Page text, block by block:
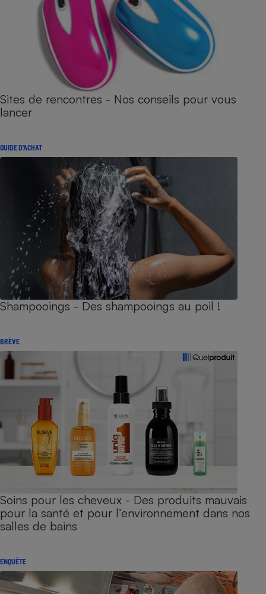
Sites de rencontres - Nos conseils pour vous
lancer
GUIDE D'ACHAT
Shampooings - Des shampooings au poil !
BRÈVE
Soins pour les cheveux - Des produits mauvais
pour la santé et pour l’environnement dans nos
salles de bains
ENQUÊTE